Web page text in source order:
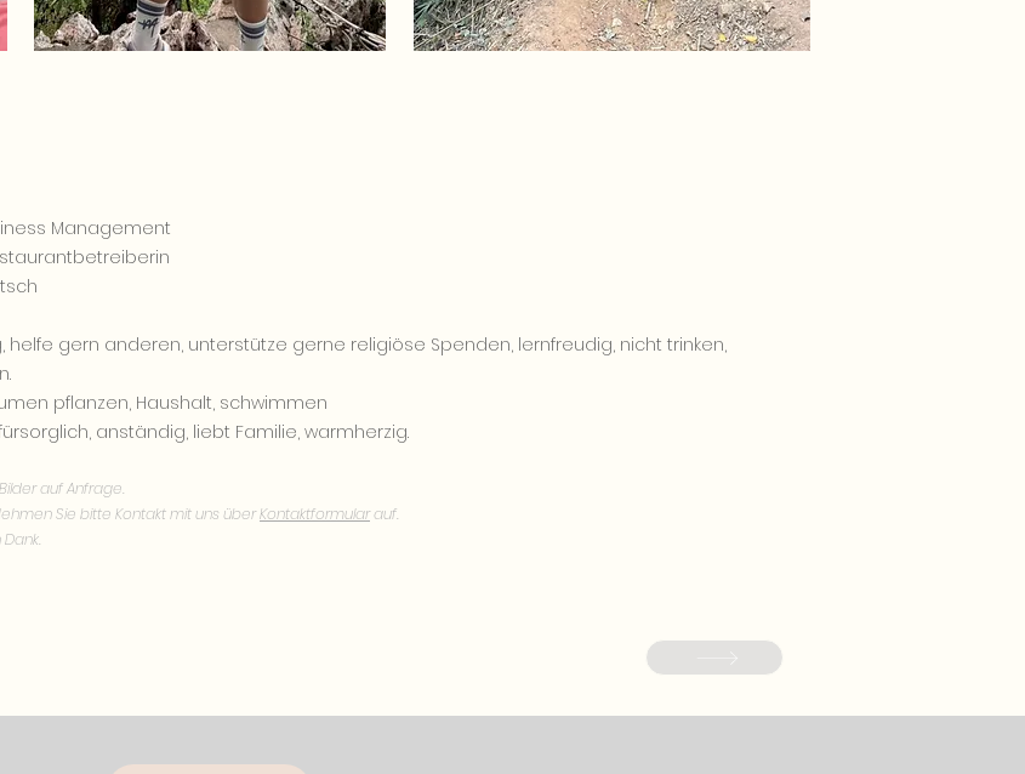
Management
helfe gern anderen, unterstütze gerne religiöse Spenden, lernfreudig, nicht trinken,
pflanzen, Haushalt, schwimmen
anständig, liebt Familie, warmherzig.
auf Anfrage.
Sie bitte Kontakt mit uns überKontaktformularauf.